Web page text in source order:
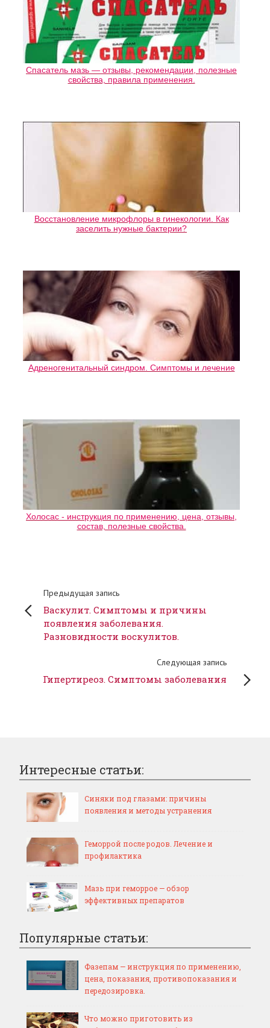
Спасатель мазь — отзывы, рекомендации, полезные
свойства, правила применения.
Восстановление микрофлоры в гинекологии. Как
заселить нужные бактерии?
Адреногенитальный синдром. Симптомы и лечение
Холосас - инструкция по применению, цена, отзывы,
состав, полезные свойства.
Предыдущая запись
Васкулит. Симптомы и причины
появления заболевания.
Разновидности воскулитов.
Следующая запись
Гипертиреоз. Симптомы заболевания
Интересные статьи:
Синяки под глазами: причины
появления и методы устранения
Геморрой после родов. Лечение и
профилактика
Мазь при геморрое — обзор
эффективных препаратов
Популярные статьи:
Фазепам — инструкция по применению,
цена, показания, противопоказания и
передозировка.
Что можно приготовить из